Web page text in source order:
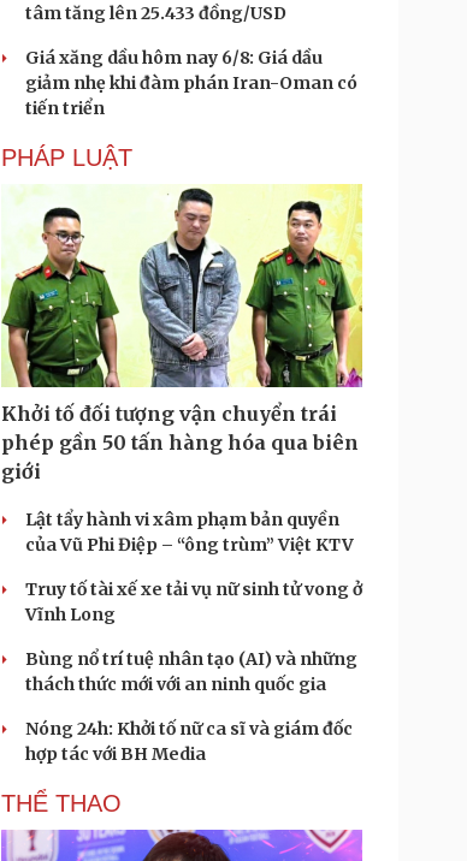
tâm tăng lên 25.433 đồng/USD
Giá xăng dầu hôm nay 6/8: Giá dầu
giảm nhẹ khi đàm phán Iran-Oman có
tiến triển
PHÁP LUẬT
Khởi tố đối tượng vận chuyển trái
phép gần 50 tấn hàng hóa qua biên
giới
Lật tẩy hành vi xâm phạm bản quyền
của Vũ Phi Điệp – “ông trùm” Việt KTV
Truy tố tài xế xe tải vụ nữ sinh tử vong ở
Vĩnh Long
Bùng nổ trí tuệ nhân tạo (AI) và những
thách thức mới với an ninh quốc gia
Nóng 24h: Khởi tố nữ ca sĩ và giám đốc
hợp tác với BH Media
THỂ THAO